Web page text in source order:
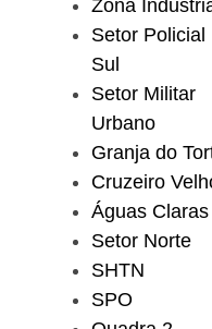
Zona
Setor Policial
Sul
Setor Militar
Urbano
Granja do
Cruzeiro
Águas Claras
Setor Norte
SHTN
SPO